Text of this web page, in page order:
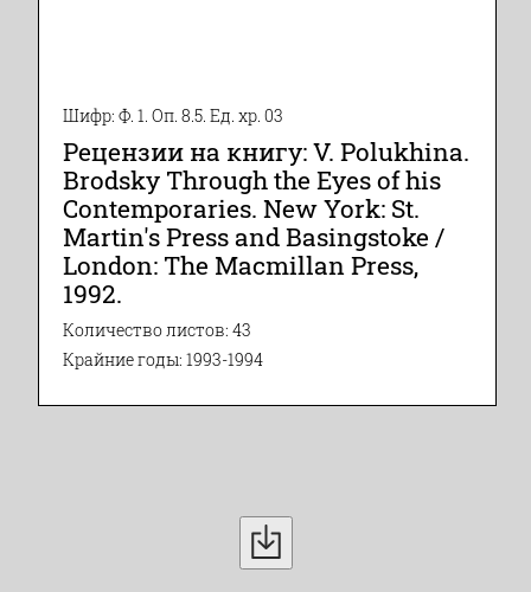
Шифр: Ф. 1. Оп. 8.5. Ед. хр. 03
Рецензии на книгу: V. Polukhina.
Brodsky Through the Eyes of his
Contemporaries. New York: St.
Martin's Press and Basingstoke /
London: The Macmillan Press,
1992.
Количество листов: 43
Крайние годы: 1993-1994